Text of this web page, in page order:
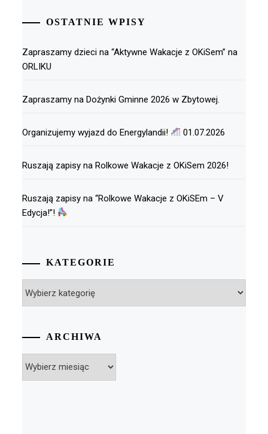
OSTATNIE WPISY
Zapraszamy dzieci na “Aktywne Wakacje z OKiSem” na
ORLIKU
Zapraszamy na Dożynki Gminne 2026 w Zbytowej.
Organizujemy wyjazd do Energylandii! 01.07.2026
Ruszają zapisy na Rolkowe Wakacje z OKiSem 2026!
Ruszają zapisy na “Rolkowe Wakacje z OKiSEm – V
Edycja!”!
KATEGORIE
ARCHIWA